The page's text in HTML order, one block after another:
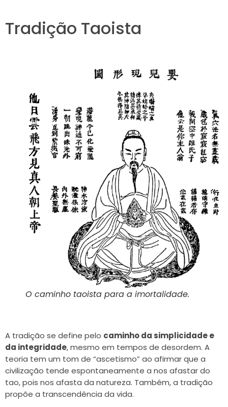
Tradição Taoista
O caminho taoista para a imortalidade.
A tradição se define pelo caminho da simplicidade e
da integridade, mesmo em tempos de desordem. A
teoria tem um tom de “ascetismo” ao afirmar que a
civilização tende espontaneamente a nos afastar do
tao, pois nos afasta da natureza. Também, a tradição
propõe a transcendência da vida.